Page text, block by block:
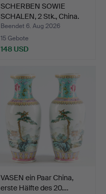
SCHERBEN SOWIE
SCHALEN, 2 Stk., China.
Beendet 6. Aug 2026
15 Gebote
148 USD
VASEN ein Paar China,
erste Hälfte des 20.…